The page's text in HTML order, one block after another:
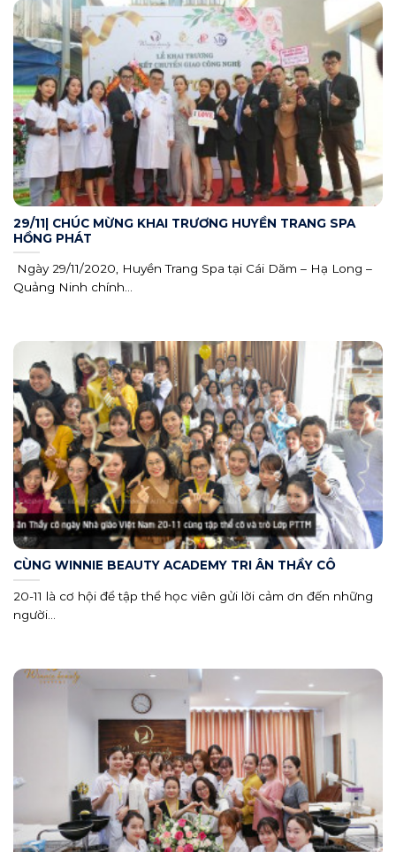
29/11| CHÚC MỪNG KHAI TRƯƠNG HUYỀN TRANG SPA
HỒNG PHÁT
Ngày 29/11/2020, Huyền Trang Spa tại Cái Dăm – Hạ Long –
Quảng Ninh chính...
CÙNG WINNIE BEAUTY ACADEMY TRI ÂN THẦY CÔ
20-11 là cơ hội để tập thể học viên gửi lời cảm ơn đến những
người...